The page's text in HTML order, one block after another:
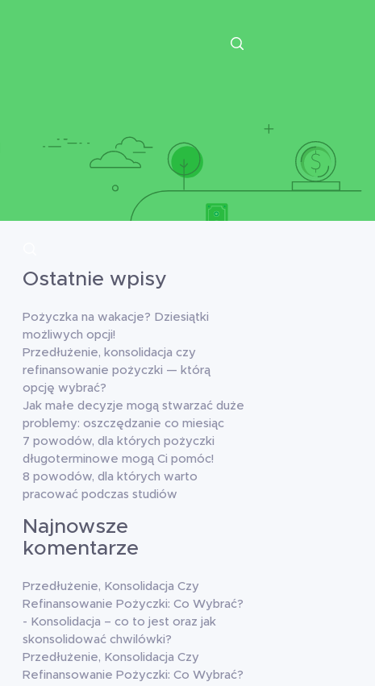
Ostatnie wpisy
Pożyczka na wakacje? Dziesiątki
możliwych opcji!
Przedłużenie, konsolidacja czy
refinansowanie pożyczki — którą
opcję wybrać?
Jak małe decyzje mogą stwarzać duże
problemy: oszczędzanie co miesiąc
7 powodów, dla których pożyczki
długoterminowe mogą Ci pomóc!
8 powodów, dla których warto
pracować podczas studiów
Najnowsze
komentarze
Przedłużenie, Konsolidacja Czy
Refinansowanie Pożyczki: Co Wybrać?
- Konsolidacja – co to jest oraz jak
skonsolidować chwilówki?
Przedłużenie, Konsolidacja Czy
Refinansowanie Pożyczki: Co Wybrać?